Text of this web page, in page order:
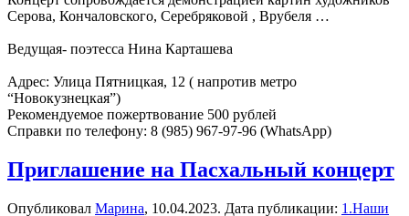
Серова, Кончаловского, Серебряковой , Врубеля …
Ведущая- поэтесса Нина Карташева
Адрес: Улица Пятницкая, 12 ( напротив метро
“Новокузнецкая”)
Рекомендуемое пожертвование 500 рублей
Справки по телефону: 8 (985) 967-97-96 (WhatsApp)
Приглашение на Пасхальный концерт
Опубликовал Марина, 10.04.2023. Дата публикации: 1.Наши